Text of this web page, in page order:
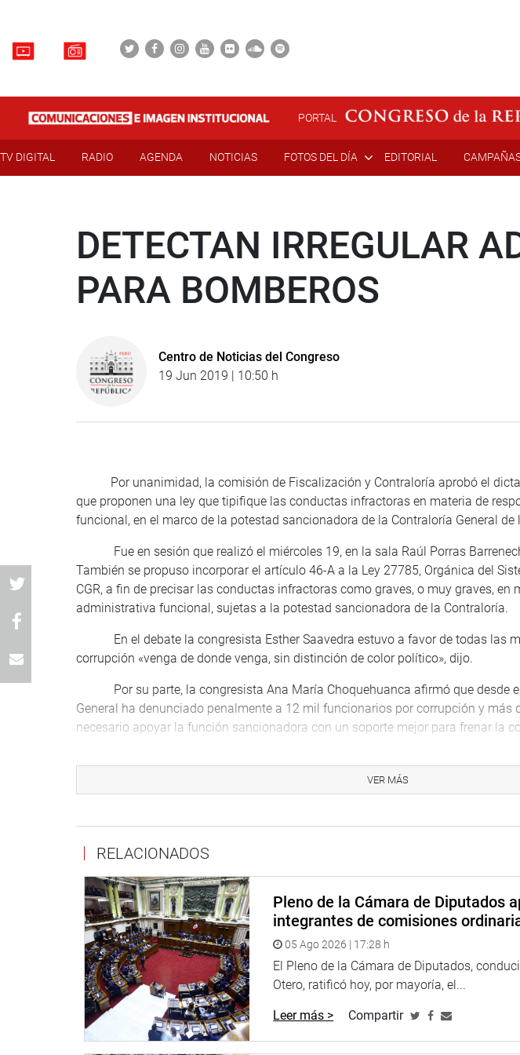
PORTAL
TV DIGITAL RADIO AGENDA NOTICIAS FOTOS DEL DÍA EDITORIAL
DETECTAN IRREGULAR
PARA BOMBEROS
Centro de Noticias del Congreso
19 Jun 2019 | 10:50 h
Por unanimidad, la comisión de Fiscalización y Contraloría aprobó el
que proponen una ley que tipifique las conductas infractoras en materia de
funcional, en el marco de la potestad sancionadora de la Contraloría General de
Fue en sesión que realizó el miércoles 19, en la sala Raúl Porras
También se propuso incorporar el artículo 46-A a la Ley 27785, Orgánica del
CGR, a fin de precisar las conductas infractoras como graves, o muy graves, en
administrativa funcional, sujetas a la potestad sancionadora de la Contraloría.
En el debate la congresista Esther Saavedra estuvo a favor de todas las
corrupción «venga de donde venga, sin distinción de color político», dijo.
Por su parte, la congresista Ana María Choquehuanca afirmó que desde
General ha denunciado penalmente a 12 mil funcionarios por corrupción y más
necesario apoyar la función sancionadora con un soporte mejor para frenar la
INFORME
Pak a la empresa Firemed S.A.C, por el monto ascendente a 3 millones 95 mil
General de Bomberos Voluntarios del Perú –CGBVP-.
Con respecto a ello, dijo que la compra no se condice con la Ley de
configuraría el supuesto de situación de emergencia, advirtiéndose la
de lo señalado en la norma.
Miyashiro señaló que se encontraron tres graves problemas en el proceso
En cuanto a la contratación directa para la compra de los equipos de
de una situación de emergencias, sino que es una situación que pudo ser
VER MÁS
RELACIONADOS
Pleno de la Cámara de Diputados
integrantes de comisiones
05 Ago 2026 | 17:28 h
El Pleno de la Cámara de Diputados,
Otero, ratificó hoy, por mayoría, el...
Leer más > Compartir